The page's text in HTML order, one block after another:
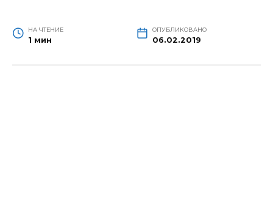
НА ЧТЕНИЕ
1 мин
ОПУБЛИКОВАНО
06.02.2019